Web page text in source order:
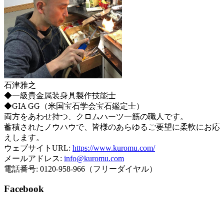
石津雅之
◆一級貴金属装身具製作技能士
◆GIA GG（米国宝石学会宝石鑑定士）
両方をあわせ持つ、クロムハーツ一筋の職人です。
蓄積されたノウハウで、皆様のあらゆるご要望に柔軟にお応
えします。
ウェブサイトURL: https://www.kuromu.com/
メールアドレス: info@kuromu.com
電話番号: 0120-958-966（フリーダイヤル）
Facebook